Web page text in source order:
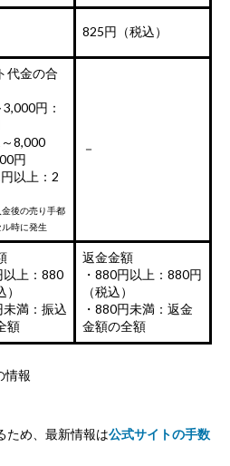
825円（税込）
代金の合
3,000円：
～8,000
円
円以上：2
後の売り手都
時に発生
－
以上：880
未満：振込
額
返金金額
・880円以上：880円
（税込）
・880円未満：返金
金額の全額
情報
ため、最新情報は公式サイトの手数